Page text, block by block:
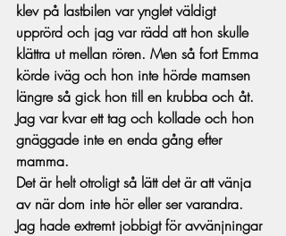
klev på lastbilen var ynglet väldigt
upprörd och jag var rädd att hon skulle
klättra ut mellan rören. Men så fort Emma
körde iväg och hon inte hörde mamsen
längre så gick hon till en krubba och åt.
Jag var kvar ett tag och kollade och hon
gnäggade inte en enda gång efter
mamma.
Det är helt otroligt så lätt det är att vänja
av när dom inte hör eller ser varandra.
Jag hade extremt jobbigt för avvänjningar